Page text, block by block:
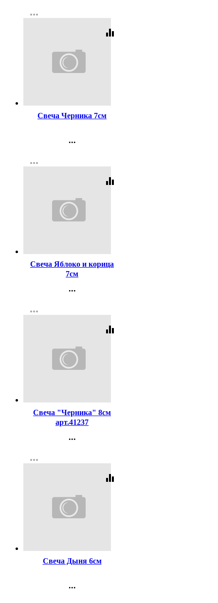
Регистрация
more_horiz
equalizer
Свеча Черника 7см
...
Регистрация
more_horiz
equalizer
Свеча Яблоко и корица
7см
...
Регистрация
more_horiz
equalizer
Свеча "Черника" 8см
арт.41237
...
Регистрация
more_horiz
equalizer
Свеча Дыня 6см
...